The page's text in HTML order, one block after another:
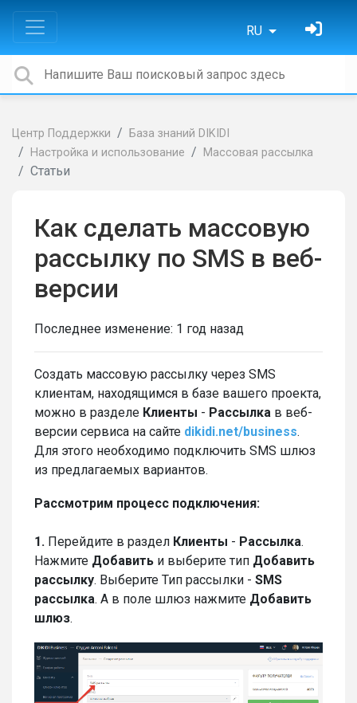
RU
Центр Поддержки
База знаний DIKIDI
Настройка и использование
Массовая рассылка
Статьи
Как сделать массовую
рассылку по SMS в веб-
версии
Последнее изменение: 1 год назад
Создать массовую рассылку через SMS
клиентам, находящимся в базе вашего проекта,
можно в разделе Клиенты - Рассылка в веб-
версии сервиса на сайте dikidi.net/business.
Для этого необходимо подключить SMS шлюз
из предлагаемых вариантов.
Рассмотрим процесс подключения:
1. Перейдите в раздел Клиенты - Рассылка.
Нажмите Добавить и выберите тип Добавить
рассылку. Выберите Тип рассылки - SMS
рассылка. А в поле шлюз нажмите Добавить
шлюз.